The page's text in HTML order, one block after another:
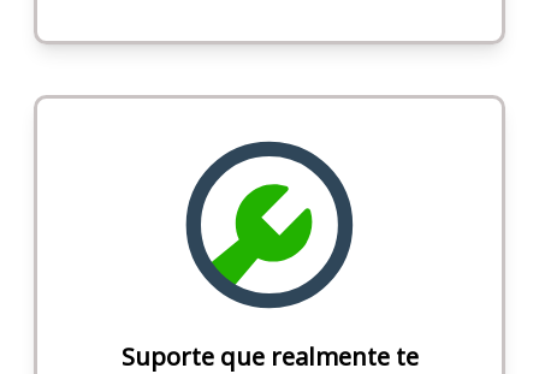
Suporte que realmente te